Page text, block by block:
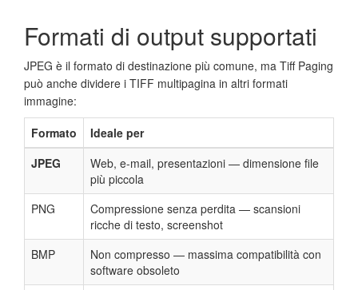
Formati di output supportati
JPEG è il formato di destinazione più comune, ma Tiff Paging
può anche dividere i TIFF multipagina in altri formati
immagine:
Formato
Ideale per
JPEG
Web, e-mail, presentazioni — dimensione file
più piccola
PNG
Compressione senza perdita — scansioni
ricche di testo, screenshot
BMP
Non compresso — massima compatibilità con
software obsoleto